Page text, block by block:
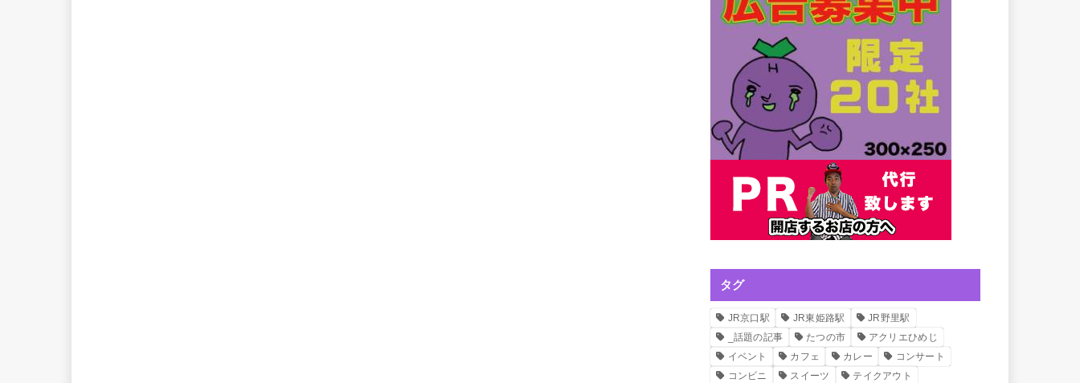
タグ
JR京口駅 JR東姫路駅
JR野里駅
_話題の記事
たつの市
アクリエひめじ
イベント
カフェ カレー
コンサート
コンビニ
スイーツ テイクアウト